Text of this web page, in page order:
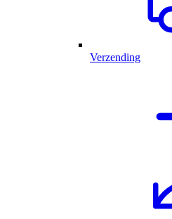
Verzending